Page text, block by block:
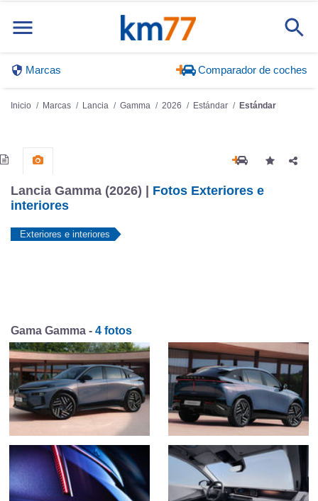
Marcas Comparador de coches
Inicio Marcas Lancia Gamma 2026 Estándar Estándar
Lancia Gamma (2026) | Fotos Exteriores e
interiores
Exteriores e interiores
Gama Gamma - 4 fotos